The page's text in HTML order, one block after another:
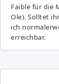
Fai­ble für die
Ole). Solltet
ich
erreichbar.